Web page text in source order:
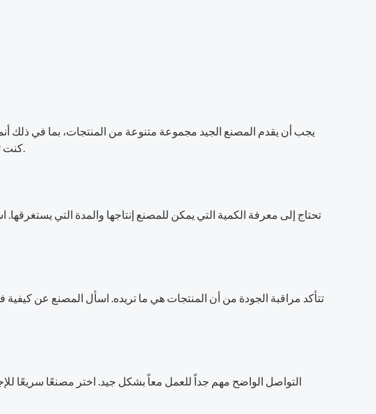
يجب أن يقدم المصنع الجيد مجموعة متنوعة من المنتجات، بما في ذلك
كنت تريد قماشاً صديقاً للأرض لحقائب اليد أو قماشاً قوياً لحقائب الظهر، فإن وجود أنواع عديدة للاختيار من بينها أمر أساسي.
تحتاج إلى معرفة الكمية التي يمكن للمصنع إنتاجها والمدة التي
تتأكد مراقبة الجودة من أن المنتجات هي ما تريده. اسأل المصنع عن
التواصل الواضح مهم جداً للعمل معاً بشكل جيد. اختر مصنعًا سريعًا